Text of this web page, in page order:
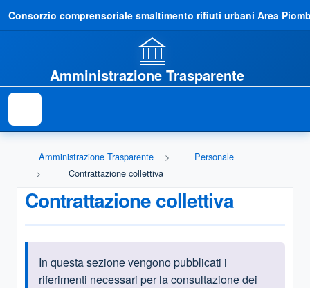
Consorzio comprensoriale smaltimento rifiuti urbani Area
Amministrazione Trasparente
Amministrazione Trasparente
Personale
Contrattazione collettiva
Contrattazione collettiva
Informazioni introduttive
In questa sezione vengono pubblicati i
riferimenti necessari per la consultazione dei